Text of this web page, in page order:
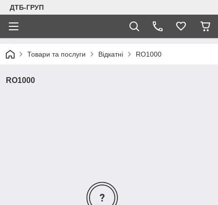
ДТБ-ГРУП
Товари та послуги Відкатні RO1000
RO1000